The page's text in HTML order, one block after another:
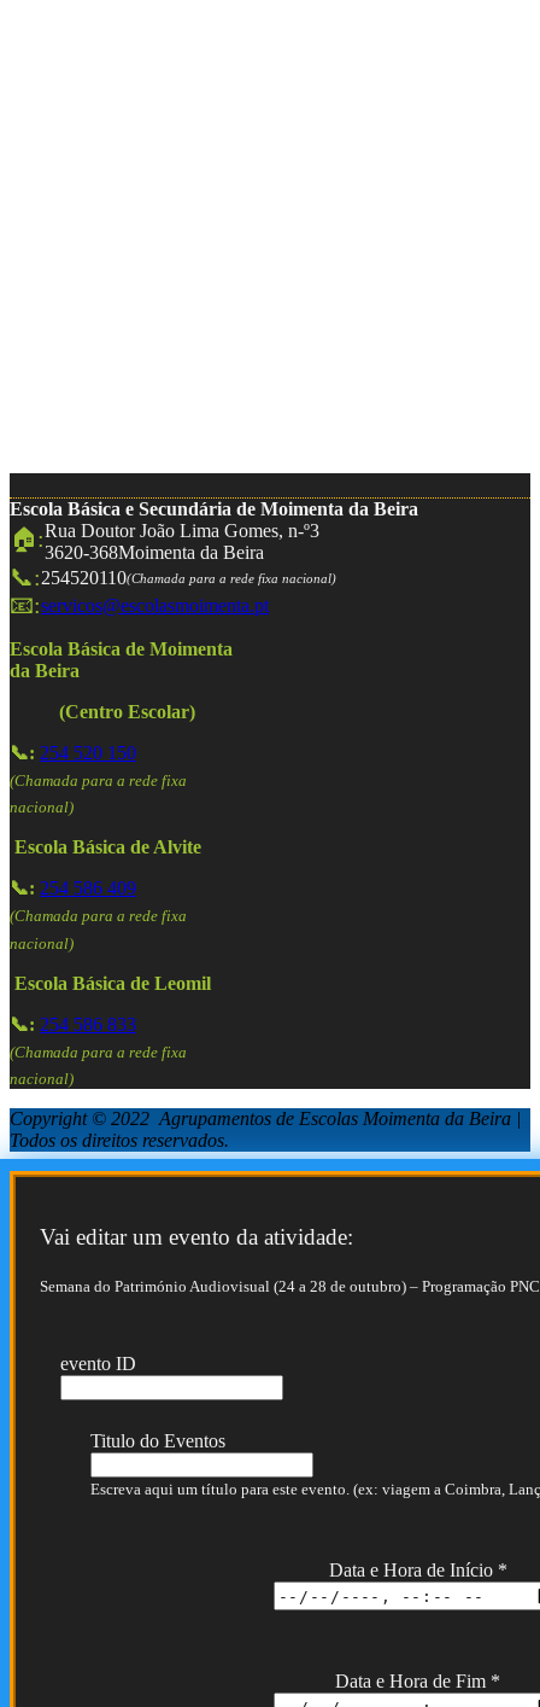
Escola Básica e Secundária de Moimenta da Beira
🏠:Rua Doutor João Lima Gomes, n-º3
3620-368Moimenta da Beira
📞:254520110(Chamada para a rede fixa nacional)
📧:servicos@escolasmoimenta.pt
Escola Básica de Moimenta
da Beira
(Centro Escolar)
📞: 254 520 150
(Chamada para a rede fixa
nacional)
Escola Básica de Alvite
📞: 254 586 409
(Chamada para a rede fixa
nacional)
Escola Básica de Leomil
📞: 254 586 833
(Chamada para a rede fixa
nacional)
Copyright © 2022 Agrupamentos de Escolas Moimenta da Beira |
Todos os direitos reservados.
Vai editar um evento da atividade:
Semana do Património Audiovisual (24 a 28 de outubro) – Programação PNC
evento ID
Titulo do Eventos
Escreva aqui um título para este evento. (ex: viagem a Coimbra,
Data e Hora de Início *
Data e Hora de Fim *